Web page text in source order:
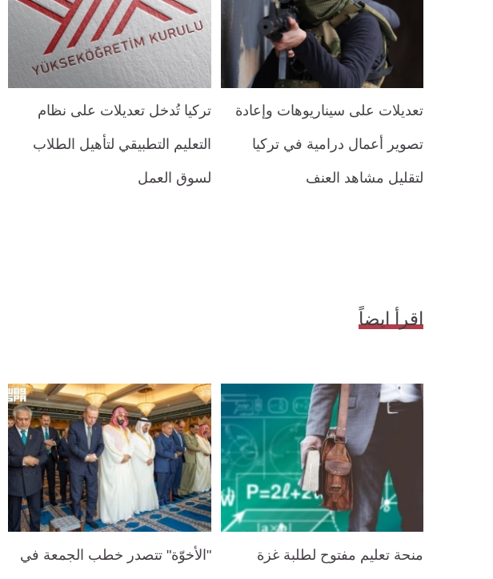
تعديلات على سيناريوهات وإعادة
تصوير أعمال درامية في تركيا
لتقليل مشاهد العنف
تركيا تُدخل تعديلات على نظام
التعليم التطبيقي لتأهيل الطلاب
لسوق العمل
اقرأ ايضاً
منحة تعليم مفتوح لطلبة غزة "الأخوّة" تتصدر خطب الجمعة في